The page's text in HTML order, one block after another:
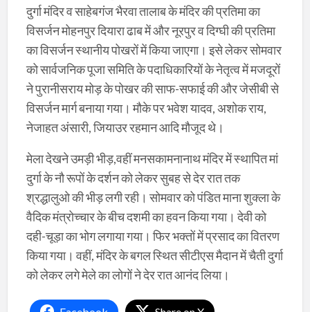
दुर्गा मंदिर व साहेबगंज भैरवा तालाब के मंदिर की प्रतिमा का
विसर्जन मोहनपुर दियारा ढाब में और नूरपुर व दिग्घी की प्रतिमा
का विसर्जन स्थानीय पोखरों में किया जाएगा। इसे लेकर सोमवार
को सार्वजनिक पूजा समिति के पदाधिकारियों के नेतृत्व में मजदूरों
ने पुरानीसराय मोड़ के पोखर की साफ-सफाई की और जेसीबी से
विसर्जन मार्ग बनाया गया। मौके पर भवेश यादव, अशोक राय,
नेजाहत अंसारी, जियाउर रहमान आदि मौजूद थे।
मेला देखने उमड़ी भीड़,वहीं मनसकामनानाथ मंदिर में स्थापित मां
दुर्गा के नौ रूपों के दर्शन को लेकर सुबह से देर रात तक
श्रद्धालुओ की भीड़ लगी रही। सोमवार को पंडित माना शुक्ला के
वैदिक मंत्रोच्चार के बीच दशमी का हवन किया गया। देवी को
दही-चूड़ा का भोग लगाया गया। फिर भक्तों में प्रसाद का वितरण
किया गया। वहीं, मंदिर के बगल स्थित सीटीएस मैदान में चैती दुर्गा
को लेकर लगे मेले का लोगों ने देर रात आनंद लिया।